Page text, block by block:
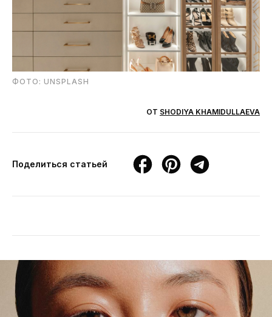
ФОТО: UNSPLASH
ОТ SHODIYA KHAMIDULLAEVA
Поделиться статьей